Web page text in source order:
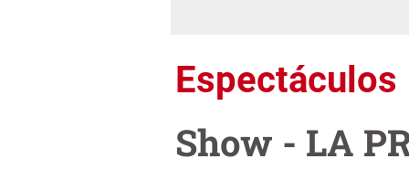
Espectáculos
Show - LA